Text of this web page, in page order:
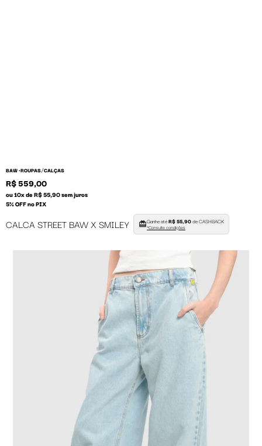
BAW •ROUPAS/CALÇAS
R$ 559,00
ou 10x de R$ 55,90 sem juros
5% OFF no PIX
CALCA STREET BAW X SMILEY Ganhe atéR$ 55,90de CASHBACK
*Consulte condições